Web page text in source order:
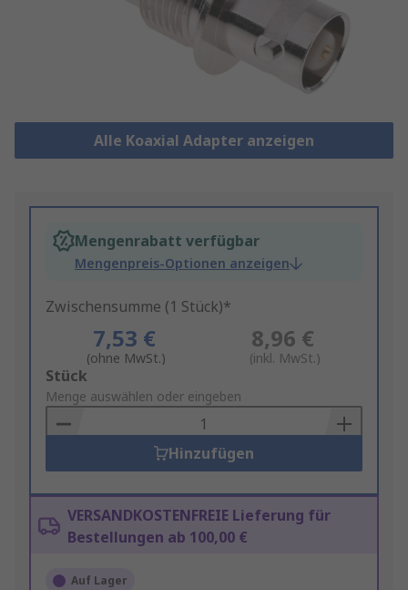
Alle Koaxial Adapter anzeigen
Mengenrabatt verfügbar
Mengenpreis-Optionen anzeigen
Zwischensumme (1 Stück)*
7,53 €
(ohne MwSt.)
8,96 €
(inkl. MwSt.)
Add
to
Basket
Stück
Menge auswählen oder eingeben
Hinzufügen
VERSANDKOSTENFREIE Lieferung für
Bestellungen ab 100,00 €
Auf Lager